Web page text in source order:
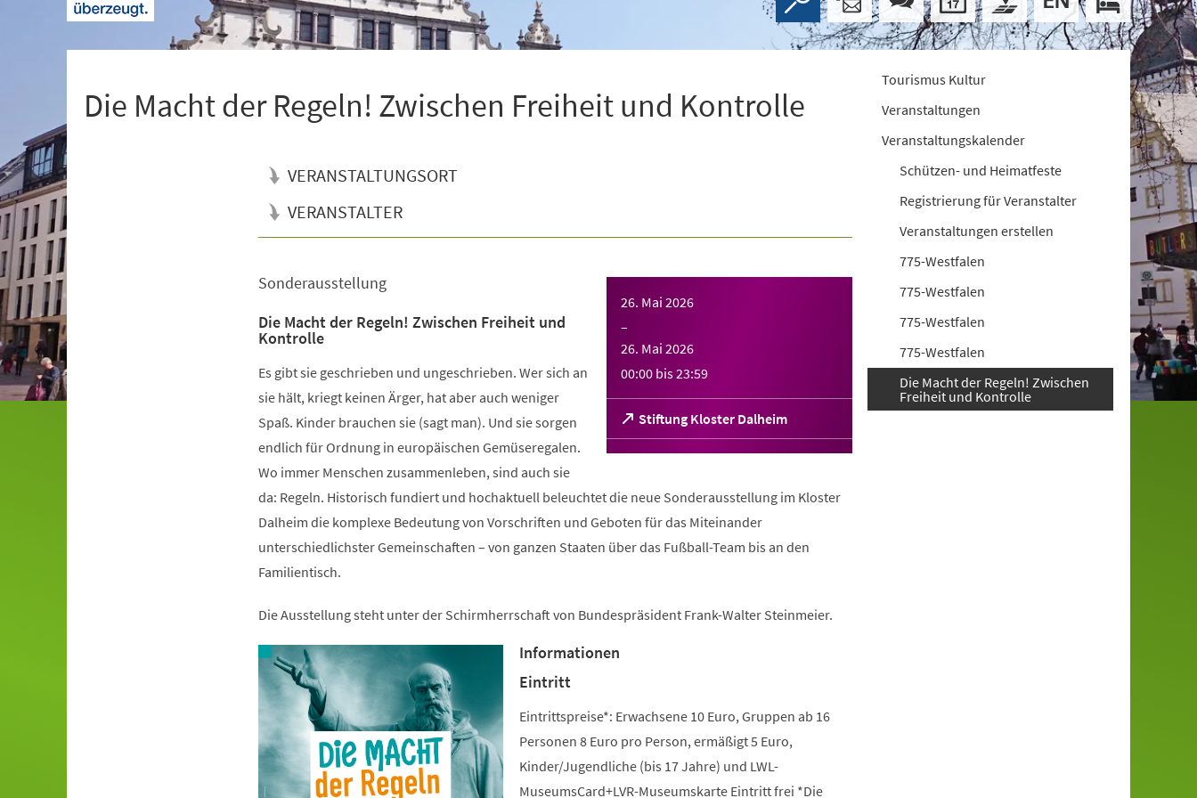
Die Macht der Regeln! Zwischen Freiheit und Kontrolle
VERANSTALTUNGSORT
VERANSTALTER
26. Mai 2026
–
26. Mai 2026
00:00 bis23:59
Stiftung Kloster Dalheim
(Öffnet
in
einem
Sonderausstellung
Die Macht der Regeln! Zwischen Freiheit und
Kontrolle
Es gibt sie geschrieben und ungeschrieben. Wer sich an
sie hält, kriegt keinen Ärger, hat aber auch weniger
Spaß. Kinder brauchen sie (sagt man). Und sie sorgen
endlich für Ordnung in europäischen Gemüseregalen.
Wo immer Menschen zusammenleben, sind auch sie
da: Regeln. Historisch fundiert und hochaktuell beleuchtet die neue Sonderausstellung im Kloster
Dalheim die komplexe Bedeutung von Vorschriften und Geboten für das Miteinander
unterschiedlichster Gemeinschaften – von ganzen Staaten über das Fußball-Team bis an den
Familientisch.
Die Ausstellung steht unter der Schirmherrschaft von Bundespräsident Frank-Walter Steinmeier.
Informationen
Eintritt
Eintrittspreise*: Erwachsene 10 Euro, Gruppen ab 16
Personen 8 Euro pro Person, ermäßigt 5 Euro,
Kinder/Jugendliche (bis 17 Jahre) und LWL-
MuseumsCard+LVR-Museumskarte Eintritt frei *Die
Tourismus Kultur
Veranstaltungen
Veranstaltungskalender
Schützen- und Heimatfeste
Registrierung für Veranstalter
Veranstaltungen erstellen
775-Westfalen
775-Westfalen
775-Westfalen
775-Westfalen
Die Macht der Regeln! Zwischen
Freiheit und Kontrolle